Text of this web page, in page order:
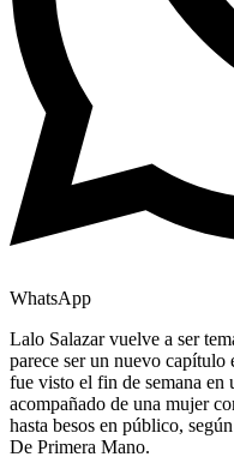
WhatsApp
Lalo Salazar vuelve a ser
parece ser un nuevo
fue visto el fin de semana
acompañado de una mujer
hasta besos en público,
De Primera Mano.